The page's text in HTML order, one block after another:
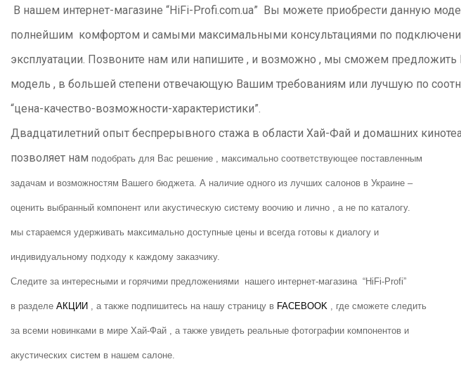
В нашем интернет-магазине “HiFi-Profi.com.ua” Вы можете приобрести данную
полнейшим комфортом и самыми максимальными консультациями по
эксплуатации. Позвоните нам или напишите , и возможно , мы сможем предложить
модель , в большей степени отвечающую Вашим требованиям или лучшую по
“цена-качество-возможности-характеристики”.
Двадцатилетний опыт беспрерывного стажа в области Хай-Фай и домашних
позволяет нам подобрать для Вас решение , максимально соответствующее поставленным
задачам и возможностям Вашего бюджета. А наличие одного из лучших салонов в Украине –
оценить выбранный компонент или акустическую систему воочию и лично , а не по каталогу.
мы стараемся удерживать максимально доступные цены и всегда готовы к диалогу и
индивидуальному подходу к каждому заказчику.
Следите за интересными и горячими предложениями нашего интернет-магазина “HiFi-Profi”
в разделе АКЦИИ , а также подпишитесь на нашу страницу в FACEBOOK , где сможете следить
за всеми новинками в мире Хай-Фай , а также увидеть реальные фотографии компонентов и
акустических систем в нашем салоне.